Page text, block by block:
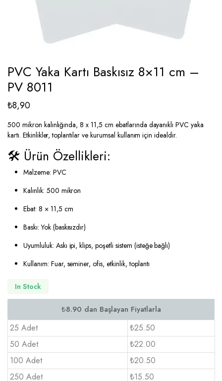
PVC Yaka Kartı Baskısız 8×11 cm –
PV 8011
₺8,90
500 mikron kalınlığında, 8 x 11,5 cm ebatlarında dayanıklı PVC yaka
kartı. Etkinlikler, toplantılar ve kurumsal kullanım için idealdir.
🛠️ Ürün Özellikleri:
Malzeme: PVC
Kalınlık: 500 mikron
Ebat: 8 × 11,5 cm
Baskı: Yok (baskısızdır)
Uyumluluk: Askı ipi, klips, poşetli sistem (isteğe bağlı)
Kullanım: Fuar, seminer, ofis, etkinlik, toplantı
In Stock
25 Adet
₺25.50
50 Adet
₺22.00
100 Adet
₺20.50
250 Adet
₺15.50